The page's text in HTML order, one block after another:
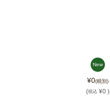
New
¥0(税別)
(税込 ¥0 )